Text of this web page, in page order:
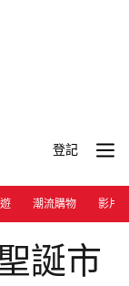
登記
潮流購物 影片
誕市